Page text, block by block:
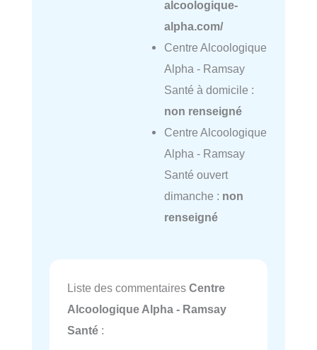
alcoologique-
alpha.com/
Centre Alcoologique
Alpha - Ramsay
Santé à domicile :
non renseigné
Centre Alcoologique
Alpha - Ramsay
Santé ouvert
dimanche : non
renseigné
Liste des commentaires Centre
Alcoologique Alpha - Ramsay
Santé :